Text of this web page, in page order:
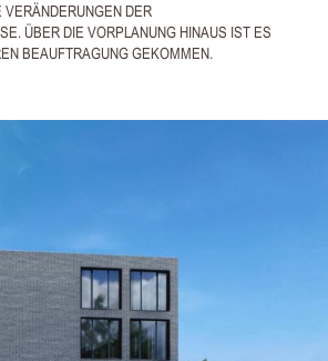
DER
ÜBER DIE VORPLANUNG HINAUS IST ES
BEAUFTRAGUNG GEKOMMEN.